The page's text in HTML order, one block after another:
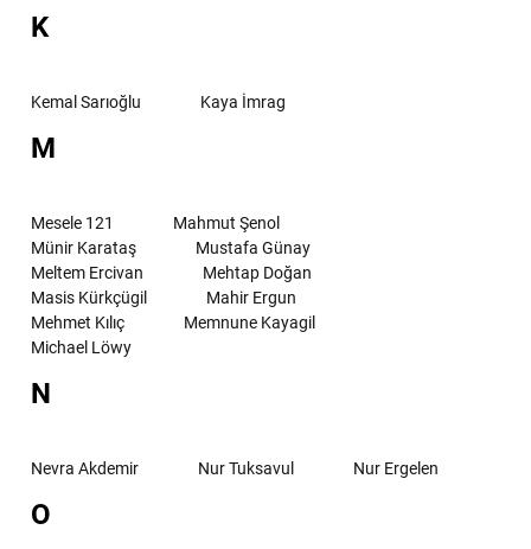
K
Kemal Sarıoğlu Kaya İmrag
M
Mesele 121
Mahmut Şenol
Münir Karataş
Mustafa Günay
Meltem Ercivan
Mehtap Doğan
Masis Kürkçügil
Mahir Ergun
Mehmet Kılıç
Memnune Kayagil
Michael Löwy
N
Nevra Akdemir Nur Tuksavul Nur Ergelen
O